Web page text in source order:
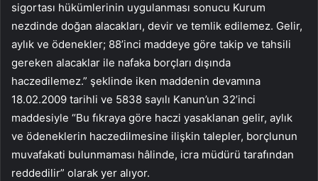
sigortası hükümlerinin uygulanması sonucu Kurum
nezdinde doğan alacakları, devir ve temlik edilemez. Gelir,
aylık ve ödenekler; 88’inci maddeye göre takip ve tahsili
gereken alacaklar ile nafaka borçları dışında
haczedilemez.” şeklinde iken maddenin devamına
18.02.2009 tarihli ve 5838 sayılı Kanun’un 32’inci
maddesiyle “Bu fıkraya göre haczi yasaklanan gelir, aylık
ve ödeneklerin haczedilmesine ilişkin talepler, borçlunun
muvafakati bulunmaması hâlinde, icra müdürü tarafından
reddedilir” olarak yer alıyor.